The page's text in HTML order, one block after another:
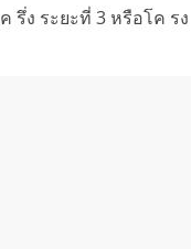
รึ่ง ระยะที่ 3 หรือโค รง